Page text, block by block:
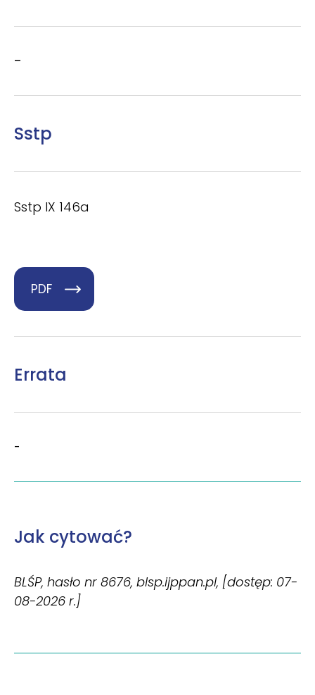
–
Sstp
Sstp IX 146a
PDF
Errata
-
Jak cytować?
BLŚP, hasło nr 8676, blsp.ijppan.pl, [dostęp: 07-
08-2026 r.]